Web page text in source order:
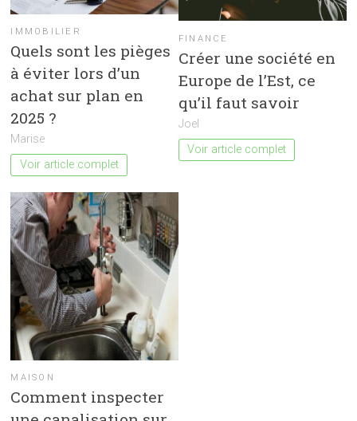
IMMOBILIER
Quels sont les pièges
à éviter lors d’un
achat sur plan en
2025 ?
Marise
Voir article complet
FINANCE
Créer une société en
Europe de l’Est, ce
qu’il faut savoir
Joel
Voir article complet
MAISON
Comment inspecter